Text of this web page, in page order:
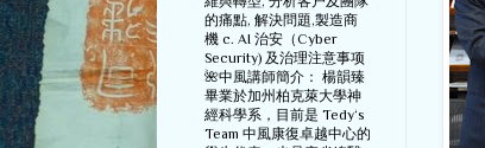
的痛點, 解決問題,製造商
機 c. AI 治安（Cyber
Security) 及治理注意事项
🌺中風講師簡介： 楊韻臻
畢業於加州柏克萊大學神
經科學系，目前是 Tedy‘s
Team 中風康復卓越中心的